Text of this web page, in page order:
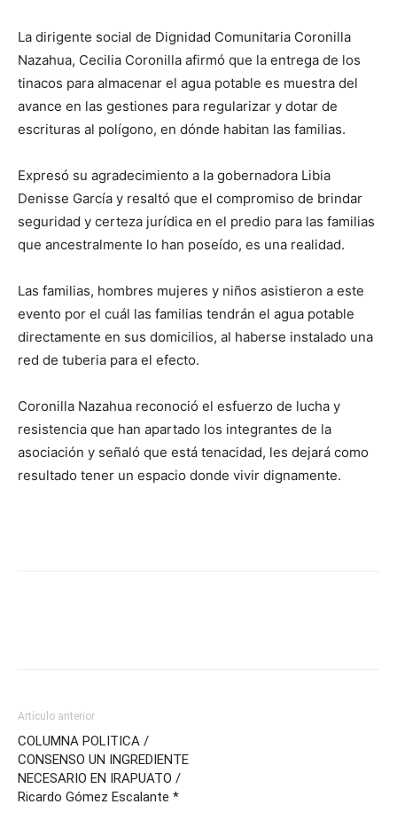
La dirigente social de Dignidad Comunitaria Coronilla
Nazahua, Cecilia Coronilla afirmó que la entrega de los
tinacos para almacenar el agua potable es muestra del
avance en las gestiones para regularizar y dotar de
escrituras al polígono, en dónde habitan las familias.
Expresó su agradecimiento a la gobernadora Libia
Denisse García y resaltó que el compromiso de brindar
seguridad y certeza jurídica en el predio para las familias
que ancestralmente lo han poseído, es una realidad.
Las familias, hombres mujeres y niños asistieron a este
evento por el cuál las familias tendrán el agua potable
directamente en sus domicilios, al haberse instalado una
red de tuberia para el efecto.
Coronilla Nazahua reconoció el esfuerzo de lucha y
resistencia que han apartado los integrantes de la
asociación y señaló que está tenacidad, les dejará como
resultado tener un espacio donde vivir dignamente.
Artículo anterior
COLUMNA POLITICA /
CONSENSO UN INGREDIENTE
NECESARIO EN IRAPUATO /
Ricardo Gómez Escalante *